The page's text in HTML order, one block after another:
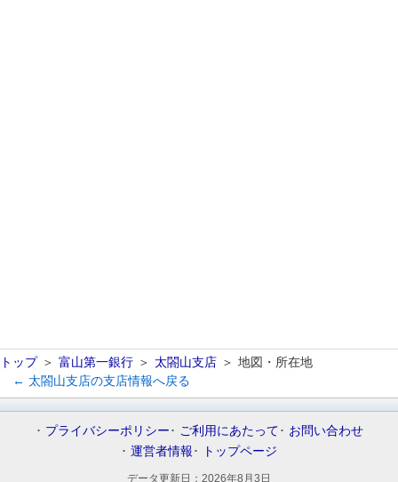
トップ 富山第一銀行 太閤山支店
地図・所在地
← 太閤山支店の支店情報へ戻る
プライバシーポリシー ご利用にあたって
お問い合わせ
運営者情報
トップページ
データ更新日： 2026年8月3日